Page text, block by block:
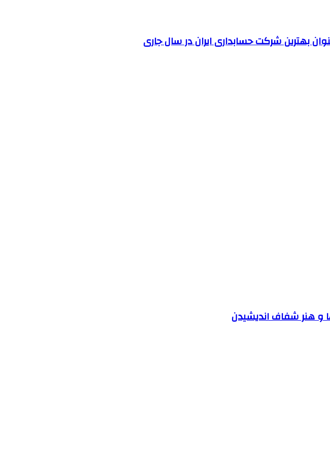
بهترین شرکت حسابداری ایران در سال جاری
و هنر شفاف اندیشیدن